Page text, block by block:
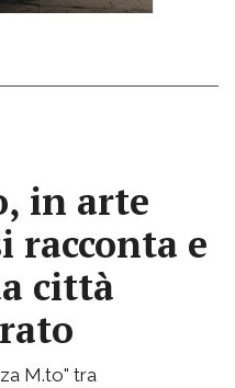
in arte
racconta e
città
M.to" tra